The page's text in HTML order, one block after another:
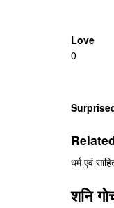
Love
0
धर्म एवं
शनि